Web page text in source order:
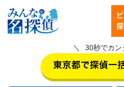
30秒でカン
東京都で探偵一